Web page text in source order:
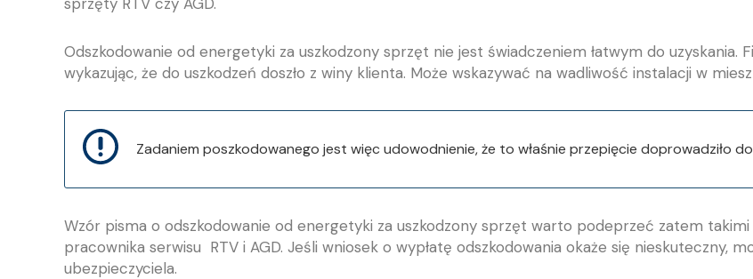
Odszkodowanie od energetyki za uszkodzony sprzęt nie jest świadczeniem łatwym do uzyskania.
wykazując, że do uszkodzeń doszło z winy klienta. Może wskazywać na wadliwość instalacji w
Zadaniem poszkodowanego jest więc udowodnienie, że to właśnie przepięcie doprowadziło
Wzór pisma o odszkodowanie od energetyki za uszkodzony sprzęt warto podeprzeć zatem
pracownika serwisu RTV i AGD. Jeśli wniosek o wypłatę odszkodowania okaże się nieskuteczny,
ubezpieczyciela.